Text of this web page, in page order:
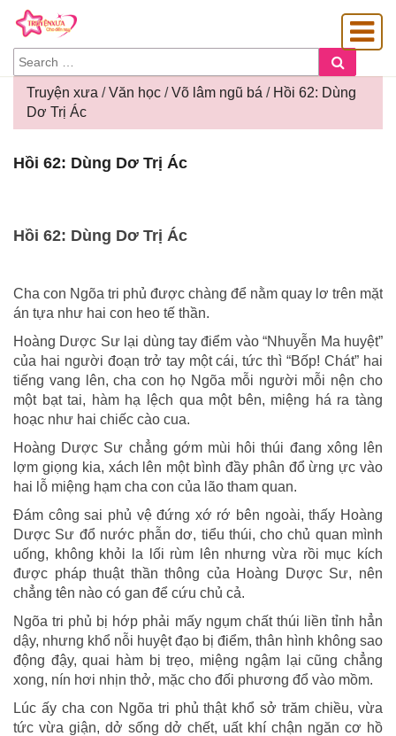
SEARCH
FOR:
Truyện xưa /Văn học /Võ lâm ngũ bá / Hồi 62: Dùng
Dơ Trị Ác
Hồi 62: Dùng Dơ Trị Ác
Hồi 62: Dùng Dơ Trị Ác
Cha con Ngõa tri phủ được chàng để nằm quay lơ trên mặt
án tựa như hai con heo tế thần.
Hoàng Dược Sư lại dùng tay điểm vào “Nhuyễn Ma huyệt”
của hai người đoạn trở tay một cái, tức thì “Bốp! Chát” hai
tiếng vang lên, cha con họ Ngõa mỗi người mỗi nện cho
một bạt tai, hàm hạ lệch qua một bên, miệng há ra tàng
hoạc như hai chiếc cào cua.
Hoàng Dược Sư chẳng gớm mùi hôi thúi đang xông lên
lợm giọng kia, xách lên một bình đầy phân đổ ừng ực vào
hai lỗ miệng hạm cha con của lão tham quan.
Đám công sai phủ vệ đứng xớ rớ bên ngoài, thấy Hoàng
Dược Sư đổ nước phẫn dơ, tiểu thúi, cho chủ quan mình
uống, không khỏi la lối rùm lên nhưng vừa rồi mục kích
được pháp thuật thần thông của Hoàng Dược Sư, nên
chẳng tên nào có gan để cứu chủ cả.
Ngõa tri phủ bị hớp phải mấy ngụm chất thúi liền tỉnh hẳn
dậy, nhưng khổ nỗi huyệt đạo bị điểm, thân hình không sao
động đậy, quai hàm bị trẹo, miệng ngậm lại cũng chẳng
xong, nín hơi nhịn thở, mặc cho đối phương đổ vào mồm.
Lúc ấy cha con Ngõa tri phủ thật khổ sở trăm chiều, vừa
tức vừa giận, dở sống dở chết, uất khí chận ngăn cơ hồ